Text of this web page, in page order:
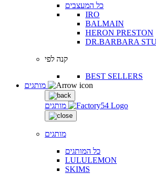
כל המעצבים
IRO
BALMAIN
HERON PRESTON
DR.BARBARA
קנה לפי
BEST SELLERS
מותגים
מותגים
כל המותגים
LULULEMON
SKIMS